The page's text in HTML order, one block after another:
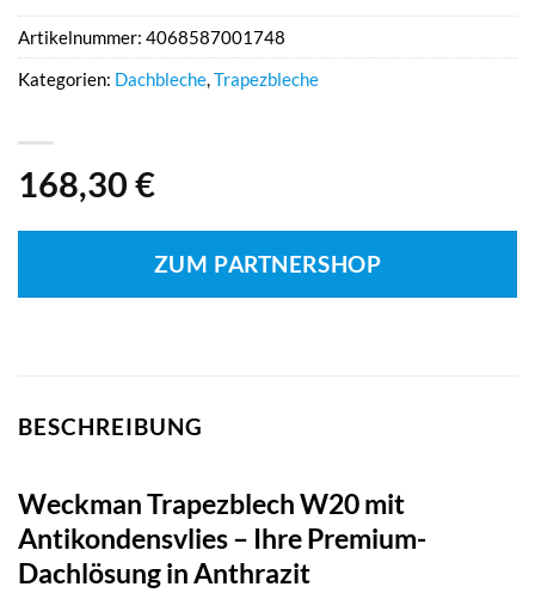
168,30 €
ZUM PARTNERSHOP
Artikelnummer: 4068587001748
Kategorien: Dachbleche,Trapezbleche
BESCHREIBUNG
Weckman Trapezblech W20 mit
Antikondensvlies – Ihre Premium-
Dachlösung in Anthrazit